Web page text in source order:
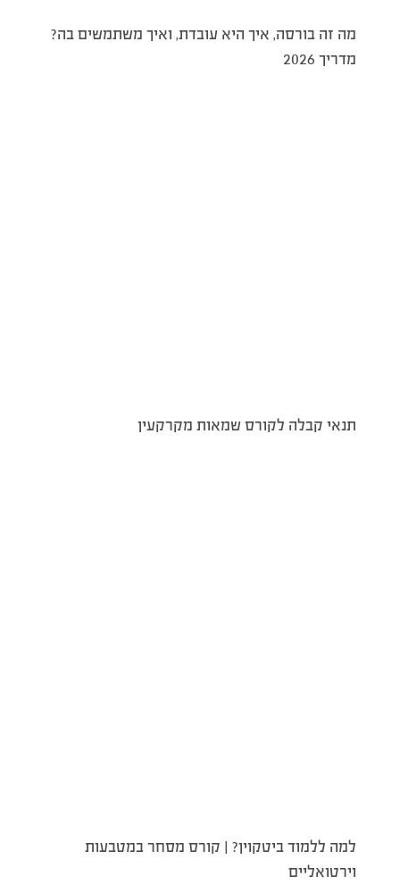
מה זה בורסה, איך היא עובדת, ואיך משתמשים בה?
מדריך 2026
תנאי קבלה לקורס שמאות מקרקעין
למה ללמוד ביטקוין? | קורס מסחר במטבעות
וירטואליים